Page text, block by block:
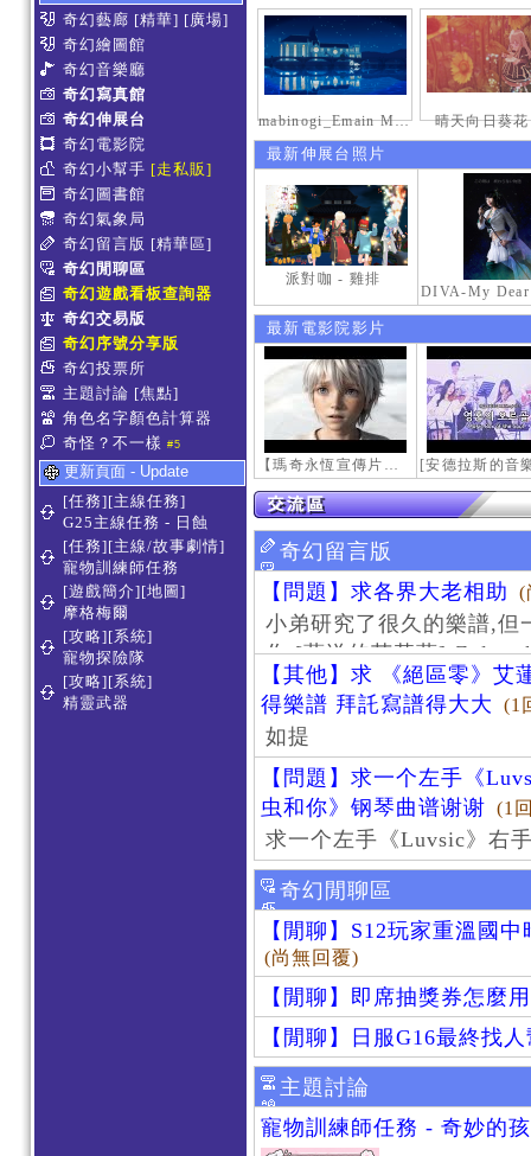
奇幻藝廊 [精華] [廣場]
奇幻繪圖館
奇幻音樂廳
奇幻寫真館
奇幻伸展台
奇幻電影院
奇幻小幫手 [走私販]
奇幻圖書館
奇幻氣象局
奇幻留言版 [精華區]
奇幻閒聊區
奇幻遊戲看板查詢器
奇幻交易版
奇幻序號分享版
奇幻投票所
主題討論 [焦點]
角色名字顏色計算器
奇怪？不一樣 #5
更新頁面 - Update
[任務][主線任務]
G25主線任務 - 日蝕
[任務][主線/故事劇情]
寵物訓練師任務
[遊戲簡介][地圖]
摩格梅爾
[攻略][系統]
寵物探險隊
[攻略][系統]
精靈武器
mabinogi_Emain Macha_2000-0600_1 晴天向日葵
最新伸展台照片
派對咖 - 雞排
最新電影院影片
【瑪奇永恆宣傳片】最初的感動
奇幻留言版
【問題】求各界大老相助
(
小弟研究了很久的樂譜,但
作 [葬送的芙莉蓮]-
【其他】求 《絕區零》艾
得樂譜 拜託寫譜得大大
(1
如提
【問題】求一个左手《
虫和你》钢琴曲谱谢谢 (1
求一个左手《Luvsic》右
奇幻閒聊區
【閒聊】S12玩家重溫國
(尚無回覆)
【閒聊】即席抽獎券怎麼
【閒聊】日服G16最終找
主題討論
寵物訓練師任務 - 奇妙的